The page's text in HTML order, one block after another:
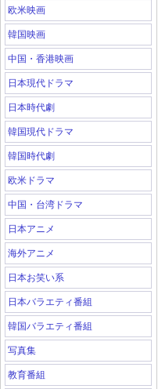
欧米映画
韓国映画
中国・香港映画
日本現代ドラマ
日本時代劇
韓国現代ドラマ
韓国時代劇
欧米ドラマ
中国・台湾ドラマ
日本アニメ
海外アニメ
日本お笑い系
日本バラエティ番組
韓国バラエティ番組
写真集
教育番組